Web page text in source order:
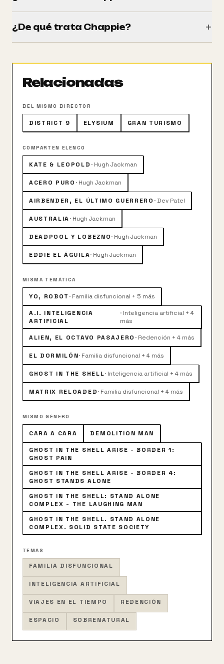
¿De qué trata Chappie? +
convierte en el primer robot con la capacidad de
Relacionadas
DEL MISMO DIRECTOR
DISTRICT 9 ELYSIUM GRAN TURISMO
COMPARTEN ELENCO
KATE & LEOPOLD · Hugh Jackman
ACERO PURO · Hugh Jackman
AIRBENDER, EL ÚLTIMO GUERRERO · Dev Patel
AUSTRALIA· Hugh Jackman
DEADPOOL Y LOBEZNO· Hugh Jackman
EDDIE EL ÁGUILA· Hugh Jackman
MISMA TEMÁTICA
YO, ROBOT · Familia disfuncional + 5 más
A.I. INTELIGENCIA
ARTIFICIAL
· Inteligencia artificial + 4
más
ALIEN, EL OCTAVO PASAJERO · Redención + 4 más
EL DORMILÓN· Familia disfuncional + 4 más
GHOST IN THE SHELL· Inteligencia artificial + 4 más
MATRIX RELOADED· Familia disfuncional + 4 más
MISMO GÉNERO
CARA A CARA DEMOLITION MAN
GHOST IN THE SHELL ARISE - BORDER 1:
GHOST PAIN
GHOST IN THE SHELL ARISE - BORDER 4:
GHOST STANDS ALONE
GHOST IN THE SHELL: STAND ALONE
COMPLEX - THE LAUGHING MAN
GHOST IN THE SHELL. STAND ALONE
COMPLEX. SOLID STATE SOCIETY
TEMAS
FAMILIA DISFUNCIONAL
INTELIGENCIA ARTIFICIAL
VIAJES EN EL TIEMPO REDENCIÓN
ESPACIO SOBRENATURAL